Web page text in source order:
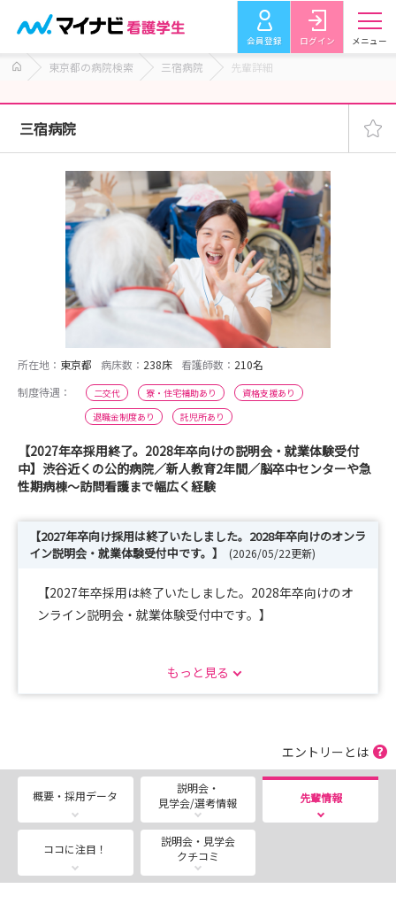
会員登録 ログイン メニュー
東京都の病院検索 三宿病院 先輩詳細
三宿病院
所在地： 東京都 病床数： 238床 看護師数： 210名
制度待遇：
二交代 寮・住宅補助あり
資格支援あり
退職金制度あり
託児所あり
【2027年卒採用終了。2028年卒向けの説明会・就業体験受付
中】渋谷近くの公的病院／新人教育2年間／脳卒中センターや急
性期病棟～訪問看護まで幅広く経験
【2027年卒向け採用は終了いたしました。2028年卒向けのオンラ
イン説明会・就業体験受付中です。】
(2026/05/22更新)
【2027年卒採用は終了いたしました。2028年卒向けのオ
ンライン説明会・就業体験受付中です。】
第1回：2026年8月8日(土) 10:00-11:00
テーマ：「三宿病院の認知症看護および訪問看護ステーシ
ョン（の看護）について」
合同就職説明会では聞けない「三宿病院の看護」
について、認知症看護認定看護師・訪問看護師と若手看護
師が
もっと見る
エントリーとは
概要・採用データ
説明会・
見学会/選考情報
先輩情報
ココに注目！
説明会・見学会
クチコミ